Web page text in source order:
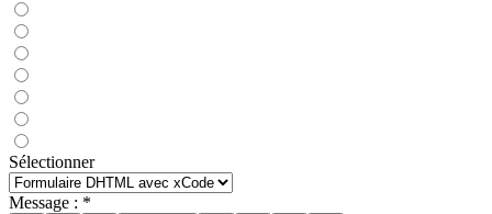
Sélectionner
Message : *